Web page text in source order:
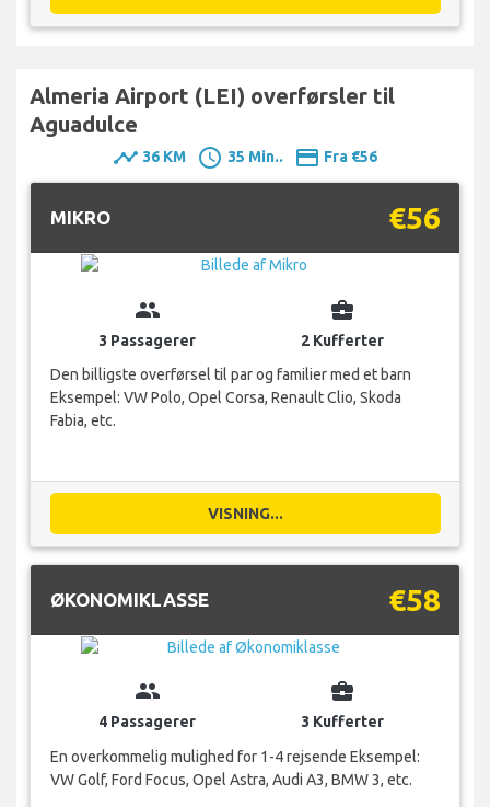
Almeria Airport (LEI) overførsler til
Aguadulce
timeline 36 KM schedule 35 Min.. payment Fra €56
MIKRO €56
group
3 Passagerer
business_center
2 Kufferter
Den billigste overførsel til par og familier med et barn
Eksempel: VW Polo, Opel Corsa, Renault Clio, Skoda
Fabia, etc.
VISNING...
ØKONOMIKLASSE €58
group
4 Passagerer
business_center
3 Kufferter
En overkommelig mulighed for 1-4 rejsende Eksempel:
VW Golf, Ford Focus, Opel Astra, Audi A3, BMW 3, etc.